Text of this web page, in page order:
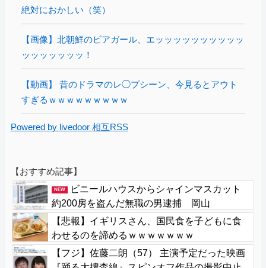
絶対におかしい（笑）
【画像】北朝鮮のビアガール、エッッッッッッッッッッ
ッッッッッッッ！
【動画】 昔のドラマのレ◯プシーン、今見るとアウト
すぎるｗｗｗｗｗｗｗｗｗ
Powered by livedoor 相互RSS
【おすすめ記事】
NEW
ビニールハウスからシャインマスカット
約200房を盗んだ無職の男逮捕 岡山
【悲報】イギリスさん、国民食を子どもに食
わせるのを諦めるｗｗｗｗｗｗｗ
【フジ】佐藤二朗（57） 主演予定だった映画